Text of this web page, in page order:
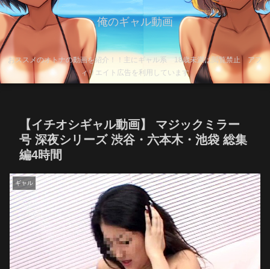
俺のギャル動画
おススメのオトナの動画を紹介！！主にギャル系 18歳未満は閲覧禁止 アフ
ィリエイト広告を利用しています
【イチオシギャル動画】 マジックミラー
号 深夜シリーズ 渋谷・六本木・池袋 総集
編4時間
ギャル